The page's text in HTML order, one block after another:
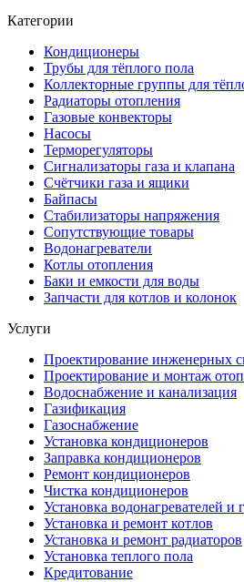
Категории
Кондиционеры
Трубы для тёплого пола
Коллекторные группы для
Радиаторы отопления
Газовые конвекторы
Насосы
Терморегуляторы
Сигнализаторы газа и клапана
Счётчики газа и ящики
Байпасы
Стабилизаторы напряжения
Сопутствующие товары
Водонагреватели
Котлы отопления
Баки и емкости для воды
Запчасти для котлов и колонок
Услуги
Проектирование инженерных
Проектирование и монтаж
Водоснабжение и канализация
Газификация
Газоснабжение
Установка кондиционеров
Заправка кондиционеров
Ремонт кондиционеров
Чистка кондиционеров
Установка водонагревателей и
Установка и ремонт котлов
Установка и ремонт радиаторов
Установка теплого пола
Кредитование